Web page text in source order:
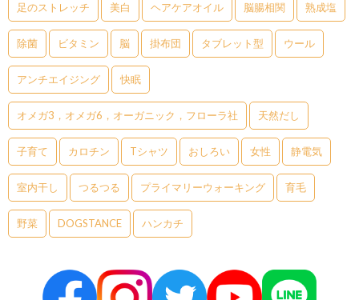
足のストレッチ 美白 ヘアケアオイル 脳腸相関 熟成塩
除菌 ビタミン 脳 掛布団 タブレット型 ウール
アンチエイジング 快眠
オメガ3，オメガ6，オーガニック，フローラ社 天然だし
子育て カロチン Tシャツ おしろい 女性 静電気
室内干し つるつる プライマリーウォーキング 育毛
野菜 DOGSTANCE ハンカチ